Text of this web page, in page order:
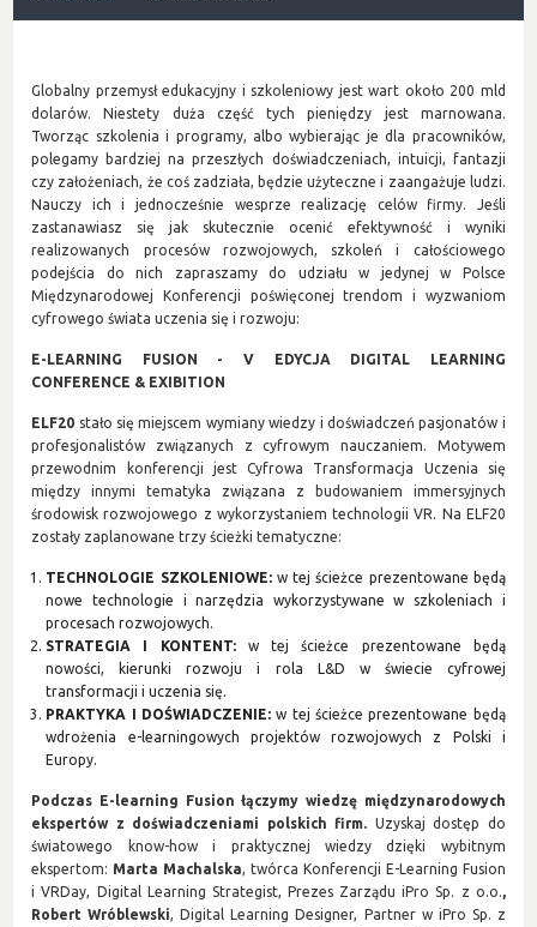
Globalny przemysł edukacyjny i szkoleniowy jest wart około 200 mld
dolarów. Niestety duża część tych pieniędzy jest marnowana.
Tworząc szkolenia i programy, albo wybierając je dla pracowników,
polegamy bardziej na przeszłych doświadczeniach, intuicji, fantazji
czy założeniach, że coś zadziała, będzie użyteczne i zaangażuje ludzi.
Nauczy ich i jednocześnie wesprze realizację celów firmy. Jeśli
zastanawiasz się jak skutecznie ocenić efektywność i wyniki
realizowanych procesów rozwojowych, szkoleń i całościowego
podejścia do nich zapraszamy do udziału w jedynej w Polsce
Międzynarodowej Konferencji poświęconej trendom i wyzwaniom
cyfrowego świata uczenia się i rozwoju:
E-LEARNING FUSION - V EDYCJA DIGITAL LEARNING
CONFERENCE & EXIBITION
ELF20 stało się miejscem wymiany wiedzy i doświadczeń pasjonatów i
profesjonalistów związanych z cyfrowym nauczaniem. Motywem
przewodnim konferencji jest Cyfrowa Transformacja Uczenia się
między innymi tematyka związana z budowaniem immersyjnych
środowisk rozwojowego z wykorzystaniem technologii VR. Na ELF20
zostały zaplanowane trzy ścieżki tematyczne:
TECHNOLOGIE SZKOLENIOWE:w tej ścieżce prezentowane będą
nowe technologie i narzędzia wykorzystywane w szkoleniach i
procesach rozwojowych.
STRATEGIA I KONTENT:w tej ścieżce prezentowane będą
nowości, kierunki rozwoju i rola L&D w świecie cyfrowej
transformacji i uczenia się.
PRAKTYKA I DOŚWIADCZENIE:w tej ścieżce prezentowane będą
wdrożenia e-learningowych projektów rozwojowych z Polski i
Europy.
Podczas E-learning Fusion łączymy wiedzę międzynarodowych
ekspertów z doświadczeniami polskich firm. Uzyskaj dostęp do
światowego know-how i praktycznej wiedzy dzięki wybitnym
ekspertom: Marta Machalska, twórca Konferencji E-Learning Fusion
i VRDay, Digital Learning Strategist, Prezes Zarządu iPro Sp. z o.o.,
Robert Wróblewski, Digital Learning Designer, Partner w iPro Sp. z